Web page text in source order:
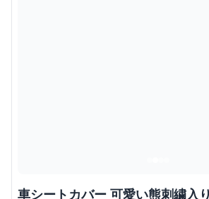
車シートカバー 可愛い熊刺繍入